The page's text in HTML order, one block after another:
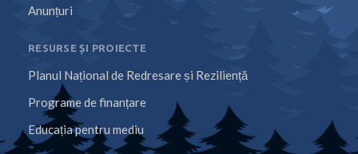
Anunțuri
RESURSE ȘI PROIECTE
Planul Național de Redresare și Reziliență
Programe de finanțare
Educația pentru mediu